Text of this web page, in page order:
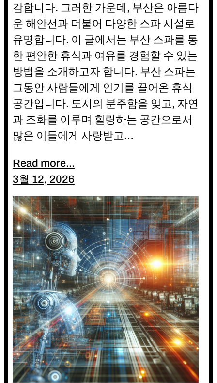
감합니다. 그러한 가운데, 부산은 아름다
운 해안선과 더불어 다양한 스파 시설로
유명합니다. 이 글에서는 부산 스파를 통
한 편안한 휴식과 여유를 경험할 수 있는
방법을 소개하고자 합니다. 부산 스파는
그동안 사람들에게 인기를 끌어온 휴식
공간입니다. 도시의 분주함을 잊고, 자연
과 조화를 이루며 힐링하는 공간으로서
많은 이들에게 사랑받고…
Read more...
3월 12, 2026